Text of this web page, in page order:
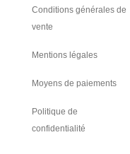
Conditions générales de
vente
Mentions légales
Moyens de paiements
Politique de
confidentialité